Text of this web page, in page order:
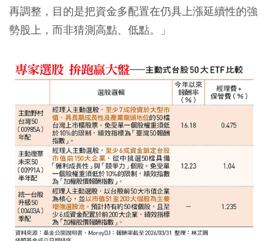
再調整，目的是把資金多配置在仍具上漲延續性的強
勢股上，而非猜測高點、低點。」